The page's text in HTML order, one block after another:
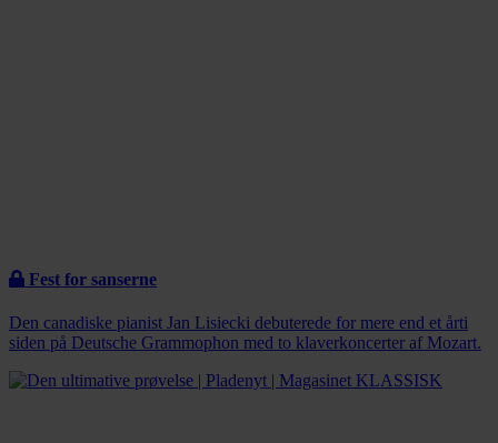
Fest for sanserne
Den canadiske pianist Jan Lisiecki debuterede for mere end et årti
siden på Deutsche Grammophon med to klaverkoncerter af Mozart.